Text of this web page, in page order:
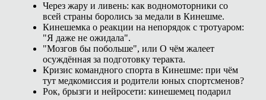
Через жару и ливень: как водномоторники со
всей страны боролись за медали в Кинешме.
Кинешемка о реакции на непорядок с тротуаром:
"Я даже не ожидала".
"Мозгов бы побольше", или О чём жалеет
осуждённая за подготовку теракта.
Кризис командного спорта в Кинешме: при чём
тут медкомиссия и родители юных спортсменов?
Рок, брызги и нейросети: кинешемец подарил